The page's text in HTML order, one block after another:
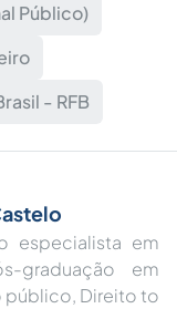
Público)
- RFB
especialista em
graduação em
público, Direito to